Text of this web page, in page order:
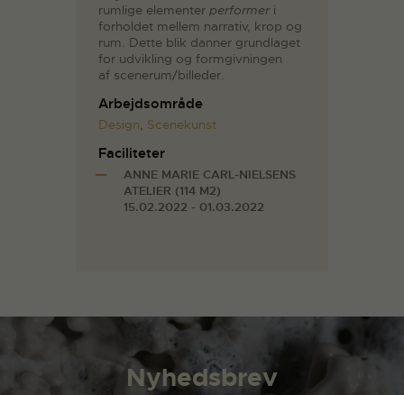
rumlige elementer performer i
forholdet mellem narrativ, krop og
rum. Dette blik danner grundlaget
for udvikling og formgivningen
af scenerum/billeder.
Arbejdsområde
Design, Scenekunst
Faciliteter
ANNE MARIE CARL-NIELSENS
ATELIER (114 M2)
15.02.2022 - 01.03.2022
Nyhedsbrev